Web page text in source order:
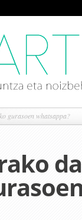
gurasoen whatsappa?